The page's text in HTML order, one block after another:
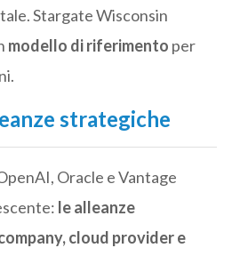
Stargate Wisconsin
modello di riferimento per
strategiche
Oracle e Vantage
le alleanze
cloud provider e